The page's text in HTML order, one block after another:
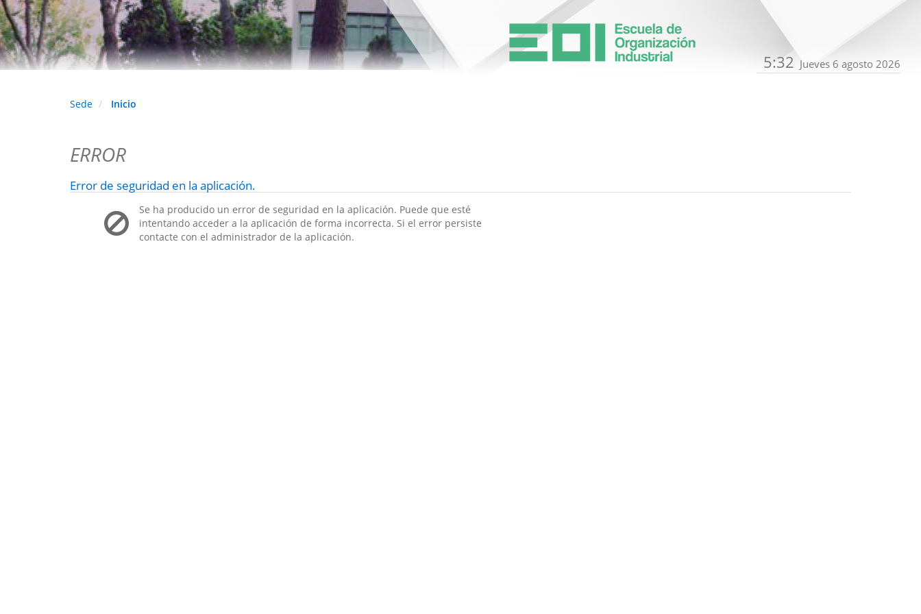
5:32 Jueves 6 agosto 2026
Sede Inicio
ERROR
Error de seguridad en la aplicación.
Se ha producido un error de seguridad en la aplicación. Puede que esté
intentando acceder a la aplicación de forma incorrecta. Si el error persiste
contacte con el administrador de la aplicación.